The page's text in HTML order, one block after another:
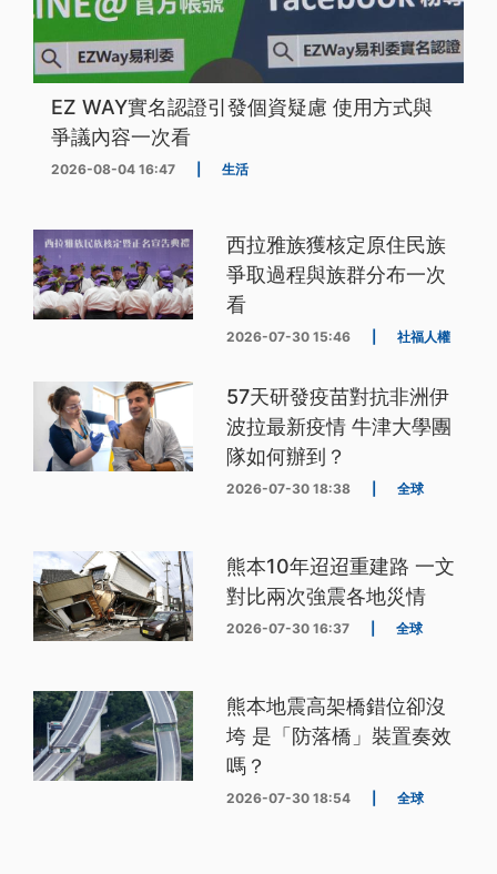
EZ WAY實名認證引發個資疑慮 使用方式與
爭議內容一次看
2026-08-04 16:47 生活
西拉雅族獲核定原住民族
爭取過程與族群分布一次
看
2026-07-30 15:46 社福人權
57天研發疫苗對抗非洲伊
波拉最新疫情 牛津大學團
隊如何辦到？
2026-07-30 18:38 全球
熊本10年迢迢重建路 一文
對比兩次強震各地災情
2026-07-30 16:37 全球
熊本地震高架橋錯位卻沒
垮 是「防落橋」裝置奏效
嗎？
2026-07-30 18:54 全球